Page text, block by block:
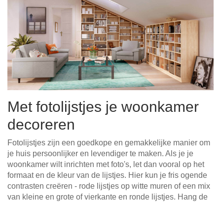
Met fotolijstjes je woonkamer
decoreren
Fotolijstjes zijn een goedkope en gemakkelijke manier om
je huis persoonlijker en levendiger te maken. Als je je
woonkamer wilt inrichten met foto's, let dan vooral op het
formaat en de kleur van de lijstjes. Hier kun je fris ogende
contrasten creëren - rode lijstjes op witte muren of een mix
van kleine en grote of vierkante en ronde lijstjes. Hang de